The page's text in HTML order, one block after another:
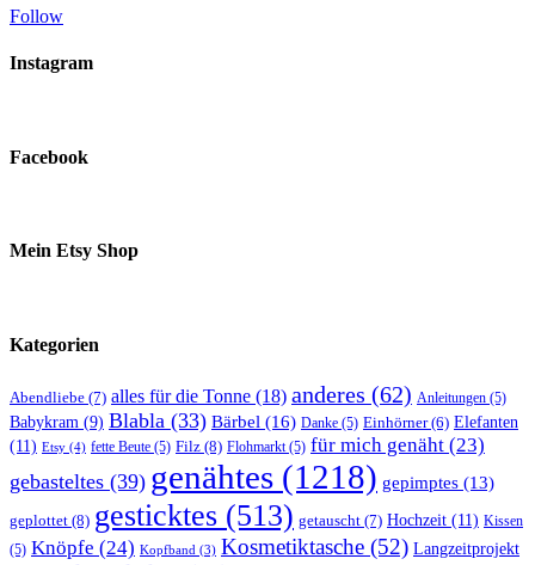
Follow
Instagram
Facebook
Mein Etsy Shop
Kategorien
Abendliebe (7) alles für die Tonne (18) anderes (62) Anleitungen (5)
Babykram (9) Blabla (33) Bärbel (16) Danke (5) Einhörner(6) Elefanten
(11) Etsy (4) fette Beute (5) Filz (8) Flohmarkt(5) für mich genäht (23)
gebasteltes (39) genähtes (1218) gepimptes (13)
geplottet (8) gesticktes (513) getauscht (7) Hochzeit (11) Kissen
(5) Knöpfe (24) Kopfband (3) Kosmetiktasche (52) Langzeitprojekt